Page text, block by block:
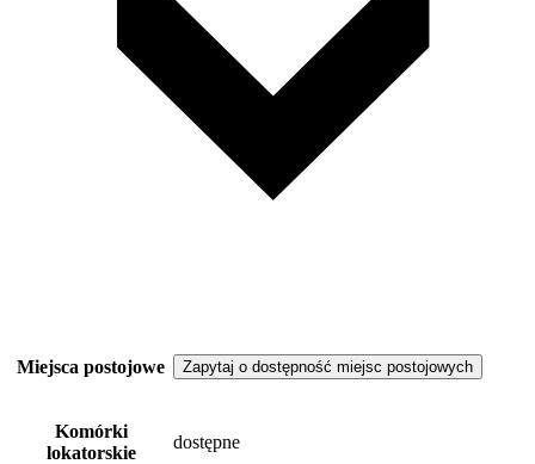
Miejsca postojowe Zapytaj o dostępność miejsc postojowych
Komórki
lokatorskie
dostępne